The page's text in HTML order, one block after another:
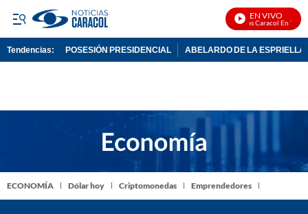
EN VIVO
Noticias Caracol En Vivo
Tendencias: POSESIÓN PRESIDENCIAL ABELARDO DE LA ESPRIELLA
ECONOMÍA Dólar hoy Criptomonedas Emprendedores